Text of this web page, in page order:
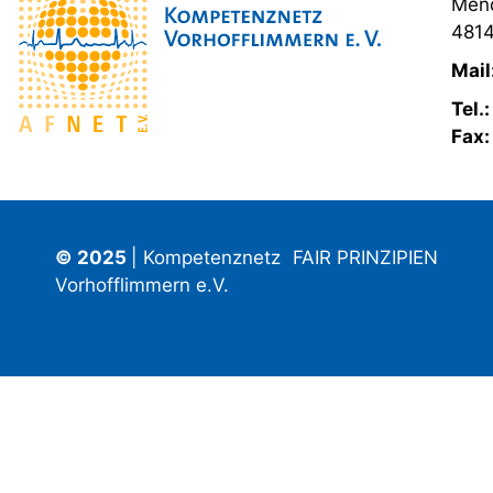
Tel.:
Fax:
© 2025
| Kompetenznetz
Vorhofflimmern e.V.
FAIR PRINZIPIEN